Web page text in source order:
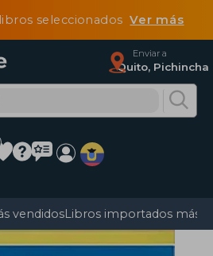
seleccionadosVer más
Enviar a
Quito, Pichincha
vendidosLibros importados más